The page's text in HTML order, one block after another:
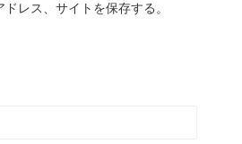
レス、サイトを保存する。